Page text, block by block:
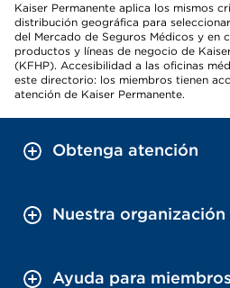
Kaiser Permanente aplica los mismos
distribución geográfica para
del Mercado de Seguros Médicos y en
productos y líneas de negocio de
(KFHP). Accesibilidad a las oficinas
este directorio: los miembros tienen
atención de Kaiser Permanente.
Obtenga atención
Nuestra organización
Ayuda para miembros